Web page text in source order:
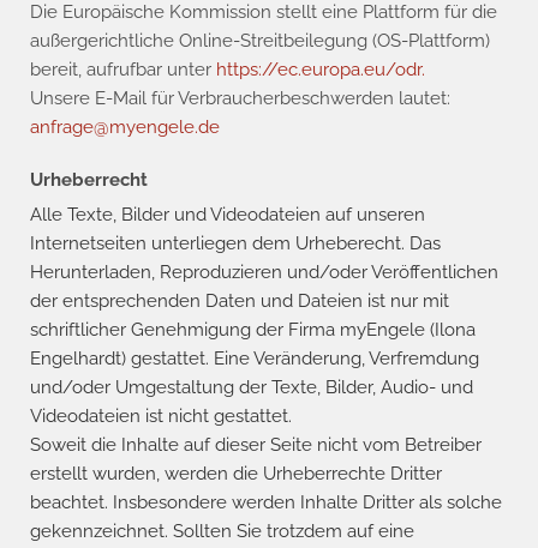
Die Europäische Kommission stellt eine Plattform für die
außergerichtliche Online-Streitbeilegung (OS-Plattform)
bereit, aufrufbar unter https://ec.europa.eu/odr.
Unsere E-Mail für Verbraucherbeschwerden lautet:
anfrage@myengele.de
Urheberrecht
Alle Texte, Bilder und Videodateien auf unseren
Internetseiten unterliegen dem Urheberecht. Das
Herunterladen, Reproduzieren und/oder Veröffentlichen
der entsprechenden Daten und Dateien ist nur mit
schriftlicher Genehmigung der Firma myEngele (Ilona
Engelhardt) gestattet. Eine Veränderung, Verfremdung
und/oder Umgestaltung der Texte, Bilder, Audio- und
Videodateien ist nicht gestattet.
Soweit die Inhalte auf dieser Seite nicht vom Betreiber
erstellt wurden, werden die Urheberrechte Dritter
beachtet. Insbesondere werden Inhalte Dritter als solche
gekennzeichnet. Sollten Sie trotzdem auf eine